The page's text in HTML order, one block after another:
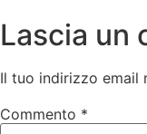
Lascia un
Il tuo indirizzo email
Commento *